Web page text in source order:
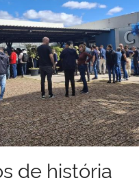
Institucional
da União
de história